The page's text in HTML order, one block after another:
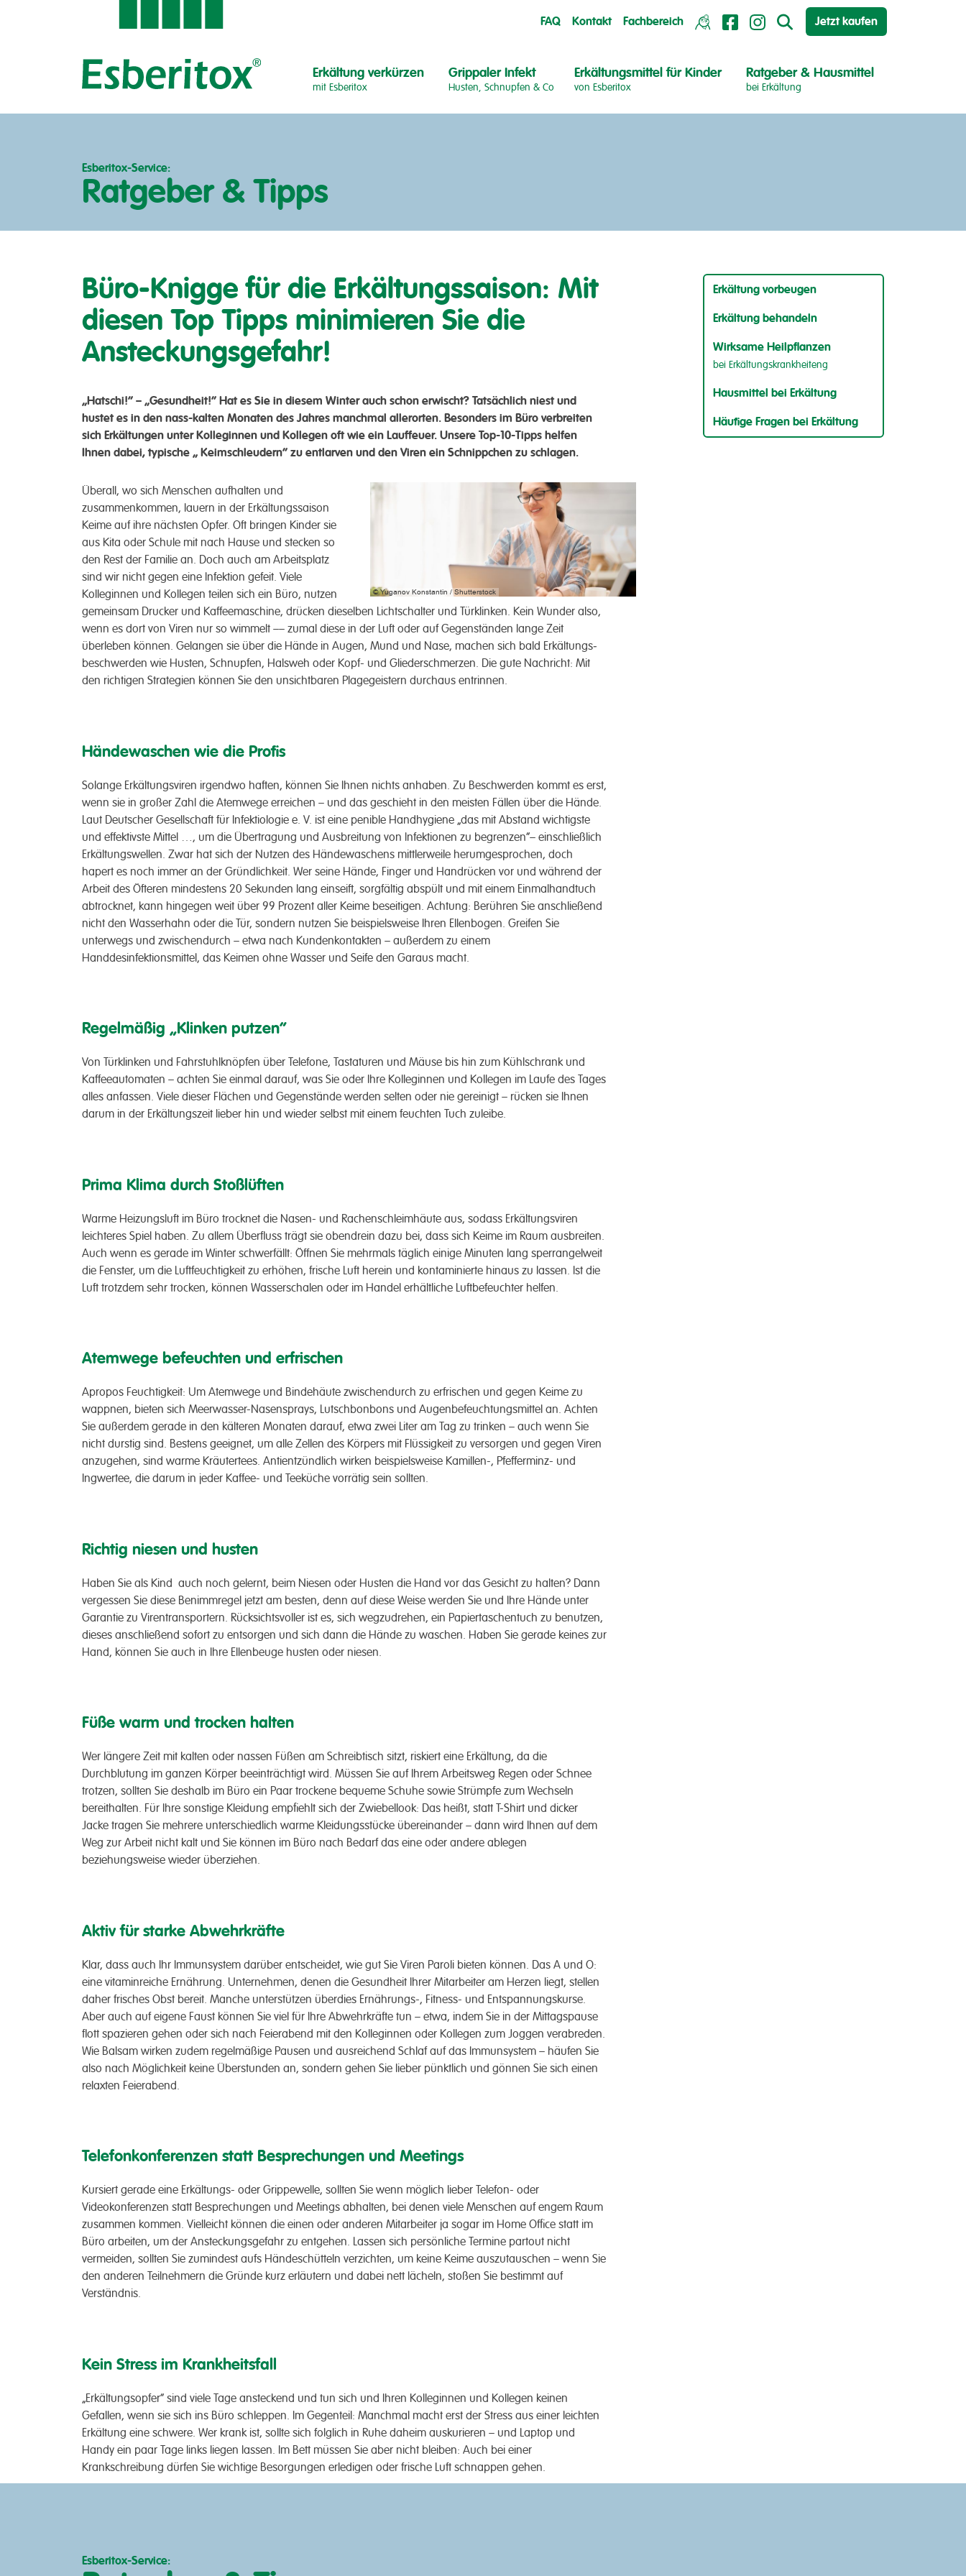
FAQ Kontakt Fachbereich Jetzt kaufen
Erkältung verkürzen
mit Esberitox
Grippaler Infekt
Husten, Schnupfen & Co
Erkältungsmittel für Kinder
von Esberitox
Ratgeber & Hausmittel
bei Erkältung
Esberitox-Service:
Ratgeber & Tipps
Büro-Knigge für die Erkältungssaison: Mit
diesen Top Tipps minimieren Sie die
Ansteckungsgefahr!
„Hatschi!“ – „Gesundheit!“ Hat es Sie in diesem Winter auch schon erwischt? Tatsächlich niest und
hustet es in den nass-kalten Monaten des Jahres manchmal allerorten. Besonders im Büro verbreiten
sich Erkältungen unter Kolleginnen und Kollegen oft wie ein Lauffeuer. Unsere Top-10-Tipps helfen
Ihnen dabei, typische „ Keimschleudern“ zu entlarven und den Viren ein Schnippchen zu schlagen.
© Yuganov Konstantin / Shutterstock
Überall, wo sich Menschen aufhalten und
zusammenkommen, lauern in der Erkältungssaison
Keime auf ihre nächsten Opfer. Oft bringen Kinder sie
aus Kita oder Schule mit nach Hause und stecken so
den Rest der Familie an. Doch auch am Arbeitsplatz
sind wir nicht gegen eine Infektion gefeit. Viele
Kolleginnen und Kollegen teilen sich ein Büro, nutzen
gemeinsam Drucker und Kaffeemaschine, drücken dieselben Lichtschalter und Türklinken. Kein Wunder also,
wenn es dort von Viren nur so wimmelt –– zumal diese in der Luft oder auf Gegenständen lange Zeit
überleben können. Gelangen sie über die Hände in Augen, Mund und Nase, machen sich bald Erkältungs­
beschwerden wie Husten, Schnupfen, Halsweh oder Kopf- und Gliederschmerzen. Die gute Nachricht: Mit
den richtigen Strategien können Sie den unsichtbaren Plagegeistern durchaus entrinnen.
Händewaschen wie die Profis
Solange Erkältungsviren irgendwo haften, können Sie Ihnen nichts anhaben. Zu Beschwerden kommt es erst,
wenn sie in großer Zahl die Atemwege erreichen – und das geschieht in den meisten Fällen über die Hände.
Laut Deutscher Gesellschaft für Infektiologie e. V. ist eine penible Handhygiene „das mit Abstand wichtigste
und effektivste Mittel …, um die Übertragung und Ausbreitung von Infektionen zu begrenzen“– einschließlich
Erkältungswellen. Zwar hat sich der Nutzen des Händewaschens mittlerweile herumgesprochen, doch
hapert es noch immer an der Gründlichkeit. Wer seine Hände, Finger und Handrücken vor und während der
Arbeit des Öfteren mindestens 20 Sekunden lang einseift, sorgfältig abspült und mit einem Einmalhandtuch
abtrocknet, kann hingegen weit über 99 Prozent aller Keime beseitigen. Achtung: Berühren Sie anschließend
nicht den Wasserhahn oder die Tür, sondern nutzen Sie beispielsweise Ihren Ellenbogen. Greifen Sie
unterwegs und zwischendurch – etwa nach Kundenkontakten – außerdem zu einem
Handdesinfektionsmittel, das Keimen ohne Wasser und Seife den Garaus macht.
Regelmäßig „Klinken putzen“
Von Türklinken und Fahrstuhlknöpfen über Telefone, Tastaturen und Mäuse bis hin zum Kühlschrank und
Kaffeeautomaten – achten Sie einmal darauf, was Sie oder Ihre Kolleginnen und Kollegen im Laufe des Tages
alles anfassen. Viele dieser Flächen und Gegenstände werden selten oder nie gereinigt – rücken sie Ihnen
darum in der Erkältungszeit lieber hin und wieder selbst mit einem feuchten Tuch zuleibe.
Prima Klima durch Stoßlüften
Warme Heizungsluft im Büro trocknet die Nasen- und Rachenschleimhäute aus, sodass Erkältungsviren
leichteres Spiel haben. Zu allem Überfluss trägt sie obendrein dazu bei, dass sich Keime im Raum ausbreiten.
Auch wenn es gerade im Winter schwerfällt: Öffnen Sie mehrmals täglich einige Minuten lang sperrangelweit
die Fenster, um die Luftfeuchtigkeit zu erhöhen, frische Luft herein und kontaminierte hinaus zu lassen. Ist die
Luft trotzdem sehr trocken, können Wasserschalen oder im Handel erhältliche Luftbefeuchter helfen.
Atemwege befeuchten und erfrischen
Apropos Feuchtigkeit: Um Atemwege und Bindehäute zwischendurch zu erfrischen und gegen Keime zu
wappnen, bieten sich Meerwasser-Nasensprays, Lutschbonbons und Augenbefeuchtungsmittel an. Achten
Sie außerdem gerade in den kälteren Monaten darauf, etwa zwei Liter am Tag zu trinken – auch wenn Sie
nicht durstig sind. Bestens geeignet, um alle Zellen des Körpers mit Flüssigkeit zu versorgen und gegen Viren
anzugehen, sind warme Kräutertees. Antientzündlich wirken beispielsweise Kamillen-, Pfefferminz- und
Ingwertee, die darum in jeder Kaffee- und Teeküche vorrätig sein sollten.
Richtig niesen und husten
Haben Sie als Kind auch noch gelernt, beim Niesen oder Husten die Hand vor das Gesicht zu halten? Dann
vergessen Sie diese Benimmregel jetzt am besten, denn auf diese Weise werden Sie und Ihre Hände unter
Garantie zu Virentransportern. Rücksichtsvoller ist es, sich wegzudrehen, ein Papiertaschentuch zu benutzen,
dieses anschließend sofort zu entsorgen und sich dann die Hände zu waschen. Haben Sie gerade keines zur
Hand, können Sie auch in Ihre Ellenbeuge husten oder niesen.
Füße warm und trocken halten
Wer längere Zeit mit kalten oder nassen Füßen am Schreibtisch sitzt, riskiert eine Erkältung, da die
Durchblutung im ganzen Körper beeinträchtigt wird. Müssen Sie auf Ihrem Arbeitsweg Regen oder Schnee
trotzen, sollten Sie deshalb im Büro ein Paar trockene bequeme Schuhe sowie Strümpfe zum Wechseln
bereithalten. Für Ihre sonstige Kleidung empfiehlt sich der Zwiebellook: Das heißt, statt T-Shirt und dicker
Jacke tragen Sie mehrere unterschiedlich warme Kleidungsstücke übereinander – dann wird Ihnen auf dem
Weg zur Arbeit nicht kalt und Sie können im Büro nach Bedarf das eine oder andere ablegen
beziehungsweise wieder überziehen.
Aktiv für starke Abwehrkräfte
Klar, dass auch Ihr Immunsystem darüber entscheidet, wie gut Sie Viren Paroli bieten können. Das A und O:
eine vitaminreiche Ernährung. Unternehmen, denen die Gesundheit Ihrer Mitarbeiter am Herzen liegt, stellen
daher frisches Obst bereit. Manche unterstützen überdies Ernährungs-, Fitness- und Entspannungskurse.
Aber auch auf eigene Faust können Sie viel für Ihre Abwehrkräfte tun – etwa, indem Sie in der Mittagspause
flott spazieren gehen oder sich nach Feierabend mit den Kolleginnen oder Kollegen zum Joggen verabreden.
Wie Balsam wirken zudem regelmäßige Pausen und ausreichend Schlaf auf das Immunsystem – häufen Sie
also nach Möglichkeit keine Überstunden an, sondern gehen Sie lieber pünktlich und gönnen Sie sich einen
relaxten Feierabend.
Telefonkonferenzen statt Besprechungen und Meetings
Kursiert gerade eine Erkältungs- oder Grippewelle, sollten Sie wenn möglich lieber Telefon- oder
Videokonferenzen statt Besprechungen und Meetings abhalten, bei denen viele Menschen auf engem Raum
zusammen kommen. Vielleicht können die einen oder anderen Mitarbeiter ja sogar im Home Office statt im
Büro arbeiten, um der Ansteckungsgefahr zu entgehen. Lassen sich persönliche Termine partout nicht
vermeiden, sollten Sie zumindest aufs Händeschütteln verzichten, um keine Keime auszutauschen – wenn Sie
den anderen Teilnehmern die Gründe kurz erläutern und dabei nett lächeln, stoßen Sie bestimmt auf
Verständnis.
Kein Stress im Krankheitsfall
„Erkältungsopfer“ sind viele Tage ansteckend und tun sich und Ihren Kolleginnen und Kollegen keinen
Gefallen, wenn sie sich ins Büro schleppen. Im Gegenteil: Manchmal macht erst der Stress aus einer leichten
Erkältung eine schwere. Wer krank ist, sollte sich folglich in Ruhe daheim auskurieren – und Laptop und
Handy ein paar Tage links liegen lassen. Im Bett müssen Sie aber nicht bleiben: Auch bei einer
Krankschreibung dürfen Sie wichtige Besorgungen erledigen oder frische Luft schnappen gehen.
Erkältung vorbeugen
Erkältung behandeln
Wirksame Heilpflanzen
bei Erkältungskrankheiteng
Hausmittel bei Erkältung
Häufige Fragen bei Erkältung
Esberitox-Service: